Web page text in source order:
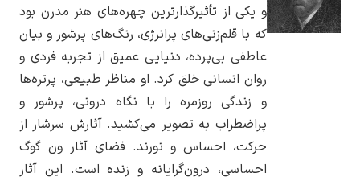
و یکی از تأثیرگذارترین چهره‌های هنر مدرن بود
که با قلم‌زنی‌های پرانرژی، رنگ‌های پرشور و بیان
عاطفی بی‌پرده، دنیایی عمیق از تجربه فردی و
روان انسانی خلق کرد. او مناظر طبیعی، پرتره‌ها
و زندگی روزمره را با نگاه درونی، پرشور و
پراضطراب به تصویر می‌کشید. آثارش سرشار از
حرکت، احساس و نورند. فضای آثار ون گوگ
احساسی، درون‌گرایانه و زنده است. این آثار